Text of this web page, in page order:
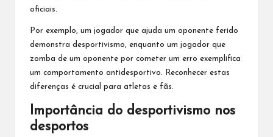
oficiais.
Por exemplo, um jogador que ajuda um oponente ferido
demonstra desportivismo, enquanto um jogador que
zomba de um oponente por cometer um erro exemplifica
um comportamento antidesportivo. Reconhecer estas
diferenças é crucial para atletas e fãs.
Importância do desportivismo nos
desportos